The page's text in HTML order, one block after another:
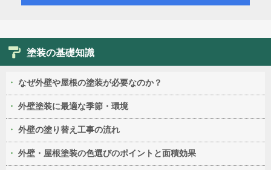
塗装の基礎知識
なぜ外壁や屋根の塗装が必要なのか？
外壁塗装に最適な季節・環境
外壁の塗り替え工事の流れ
外壁・屋根塗装の色選びのポイントと面積効果